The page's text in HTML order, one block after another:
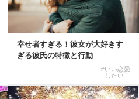
幸せ者すぎる！彼女が大好きす
ぎる彼氏の特徴と行動
#いい恋愛
したい！